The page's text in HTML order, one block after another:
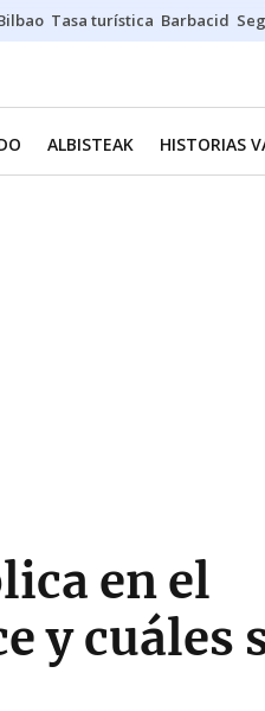
Tasa turística Barbacid
ALBISTEAK HISTORIAS
en el
y cuáles